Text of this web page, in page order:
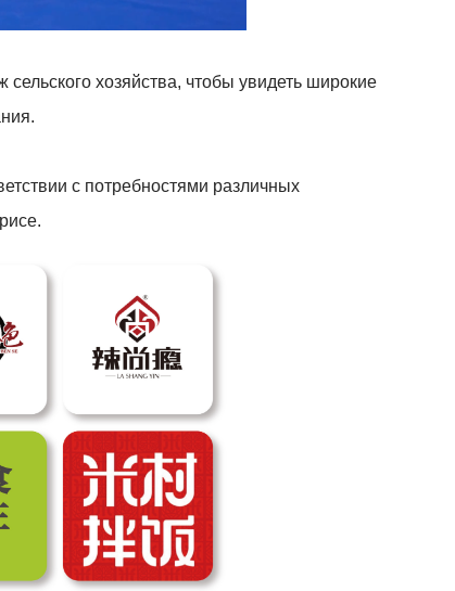
хозяйства, чтобы увидеть широкие
с потребностями различных